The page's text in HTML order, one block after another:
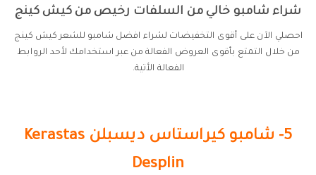
شراء شامبو خالي من السلفات رخيص من كيش كينج
احصلي الآن على أقوى التخفيضات لشراء افضل شامبو للشعر كيش كينج
من خلال التمتع بأقوى العروض الفعالة من عبر استخدامك لأحد الروابط
الفعالة الأتية.
5- شامبو كيراستاس ديسبلن Kerastas
Desplin